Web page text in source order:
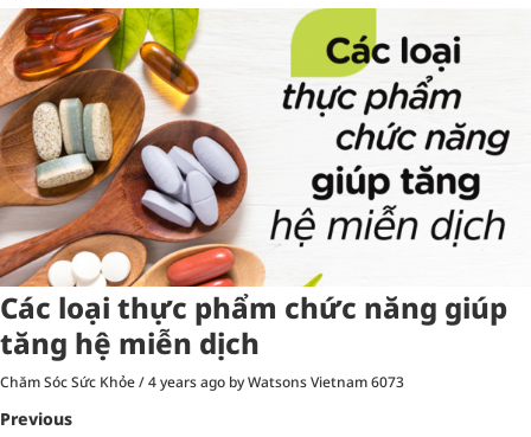
Các loại thực phẩm chức năng giúp
tăng hệ miễn dịch
Chăm Sóc Sức Khỏe/4 years ago by Watsons Vietnam6073
Previous